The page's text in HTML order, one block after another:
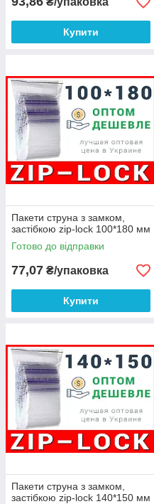
Купити
Пакети струна з замком,
застібкою zip-lock 100*180 мм
Готово до відправки
77,07 ₴/упаковка
Купити
Пакети струна з замком,
застібкою zip-lock 140*150 мм